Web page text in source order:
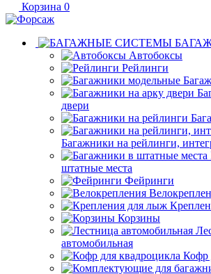
Корзина 0
Автобоксы
Рейлинги
двери
Багажники на рейлинги,
штатные места
Фейринги
Корзины
автомобильная
Кофр